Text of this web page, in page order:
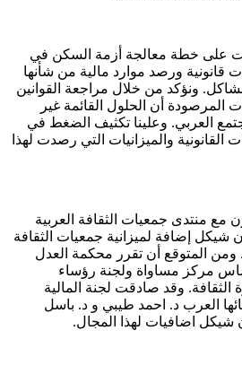
على خطة معالجة أزمة السكن في
قانونية ورصد موارد مالية من شأنها
ونؤكد من خلال مراجعة القوانين
المرصودة أن الحلول القائمة غير
العربي. وعلينا تكثيف الضغط في
القانونية والميزانيات التي رصدت لهذا
مع منتدى جمعيات الثقافة العربية
اكثر من 8.5 مليون شيكل إضافة لميزانية جمعيات الثقافة
ومن المتوقع أن تقرر محكمة العدل
خلال العام 2016 بالتماس مركز مساواة ولجنة رؤساء
الثقافة. وقد صادقت لجنة المالية
العرب د. احمد طيبي و د. باسل